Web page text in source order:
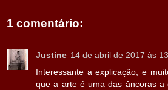
1 comentário:
Justine 14 de abril de 2017 às
Interessante a explicação, e
que a arte é uma das âncoras a